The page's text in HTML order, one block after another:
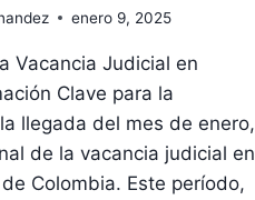
enero 9, 2025
Vacancia Judicial en
Clave para la
llegada del mes de enero,
de la vacancia judicial en
Colombia. Este período,